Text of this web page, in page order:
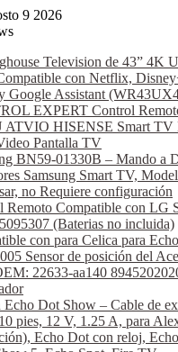
9 2026
Television de 43” 4K
con Netflix,
Google Assistant
EXPERT Control
ATVIO HISENSE Smart TV
Pantalla TV
BN59-01330B – Mando a
Samsung Smart TV,
no Requiere configuración
Remoto Compatible con LG
(Baterias no incluida)
con para Celica para
Sensor de posición del
22633-aa140
Echo Dot Show – Cable de
pies, 12 V, 1.25 A, para
Echo Dot con reloj,